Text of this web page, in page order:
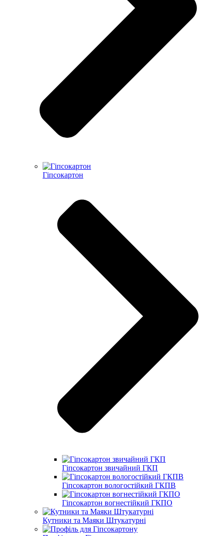
Гіпсокартон
Гіпсокартон звичайний ГКП
Гіпсокартон вологостійкий ГКПВ
Гіпсокартон вогнестійкий ГКПО
Кутники та Маяки Штукатурні